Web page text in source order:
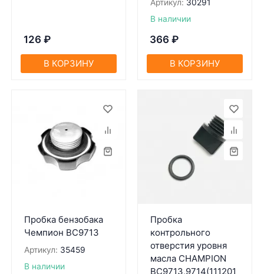
126 ₽
В КОРЗИНУ
Артикул: 30291
В наличии
366 ₽
В КОРЗИНУ
Пробка бензобака
Чемпион BC9713
Артикул: 35459
В наличии
Пробка
контрольного
отверстия уровня
масла CHAMPION
BC9713,9714(111201